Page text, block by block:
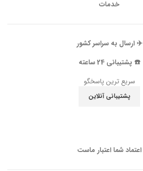
خدمات
✈️ ارسال به سراسر کشور
☎️ پشتیبانی 24 ساعته
سریع ترین پاسخگو
پشتیبانی آنلاین
اعتماد شما اعتبار ماست